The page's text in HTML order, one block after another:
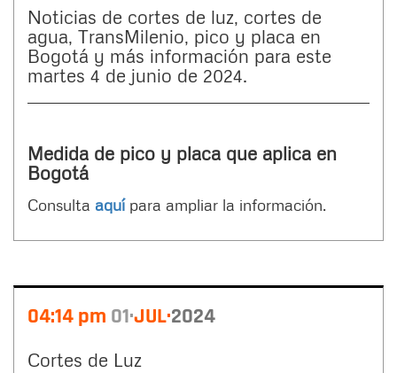
Noticias de cortes de luz, cortes de
agua, TransMilenio, pico y placa en
Bogotá y más información para este
martes 4 de junio de 2024.
Medida de pico y placa que aplica en
Bogotá
Consulta aquí para ampliar la información.
04:14 pm 01 JUL 2024
Cortes de Luz